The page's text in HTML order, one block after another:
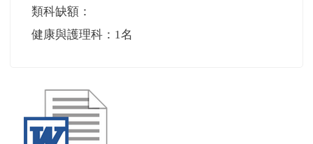
類科缺額：
健康與護理科：1名